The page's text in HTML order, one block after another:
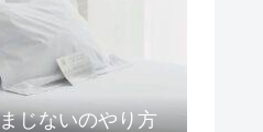
じないのやり方